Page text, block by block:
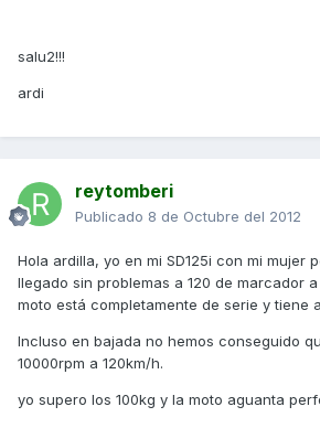
salu2!!!
ardi
reytomberi
Publicado 8 de Octubre del 2012
Hola ardilla, yo en mi SD125i con mi mujer
llegado sin problemas a 120 de marcador a
moto está completamente de serie y tiene
Incluso en bajada no hemos conseguido
10000rpm a 120km/h.
yo supero los 100kg y la moto aguanta